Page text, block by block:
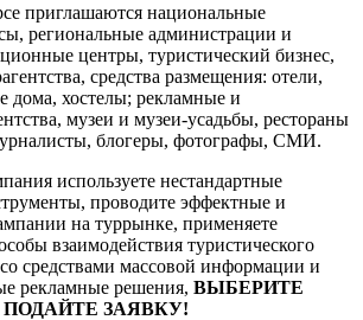
приглашаются национальные
региональные администрации и
центры, туристический бизнес,
средства размещения: отели,
дома, хостелы; рекламные и
музеи и музеи-усадьбы, рестораны
блогеры, фотографы, СМИ.
используете нестандартные
проводите эффектные и
на туррынке, применяете
взаимодействия туристического
средствами массовой информации и
рекламные решения, ВЫБЕРИТЕ
ЗАЯВКУ!